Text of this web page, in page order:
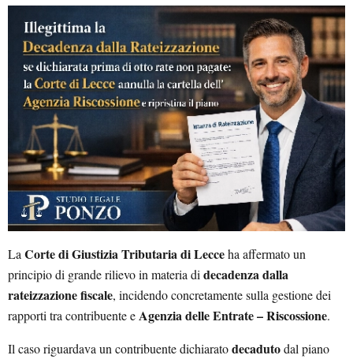
La Corte di Giustizia Tributaria di Lecceha affermato un
principio di grande rilievo in materia di decadenza dalla
rateizzazione fiscale, incidendo concretamente sulla gestione dei
rapporti tra contribuente eAgenzia delle Entrate – Riscossione.
Il caso riguardava un contribuente dichiaratodecadutodal piano